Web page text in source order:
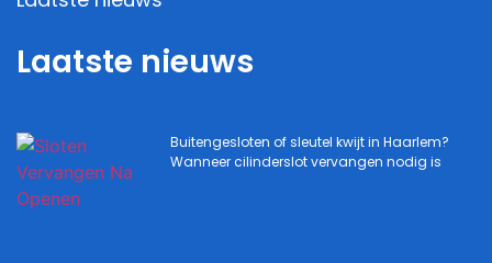
Laatste nieuws
Buitengesloten of sleutel kwijt in Haarlem?
Wanneer cilinderslot vervangen nodig is